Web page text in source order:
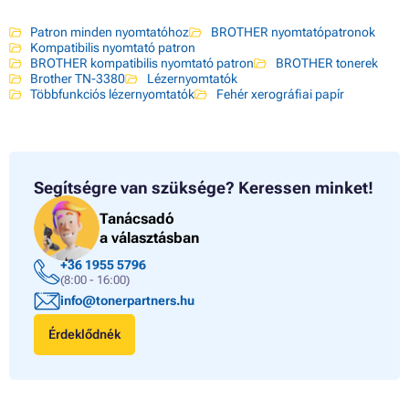
Patron minden nyomtatóhoz
BROTHER nyomtatópatronok
Kompatibilis nyomtató patron
BROTHER kompatibilis nyomtató patron
BROTHER tonerek
Brother TN-3380
Lézernyomtatók
Többfunkciós lézernyomtatók
Fehér xerográfiai papír
Segítségre van szüksége? Keressen minket!
Tanácsadó
a választásban
+36 1955 5796
(8:00 - 16:00)
info@tonerpartners.hu
Érdeklődnék